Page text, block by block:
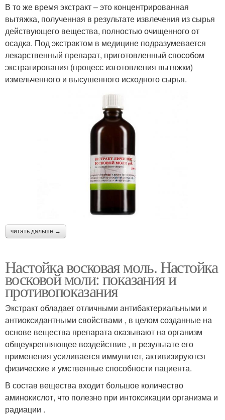
В то же время экстракт – это концентрированная
вытяжка, полученная в результате извлечения из сырья
действующего вещества, полностью очищенного от
осадка. Под экстрактом в медицине подразумевается
лекарственный препарат, приготовленный способом
экстрагирования (процесс изготовления вытяжки)
измельченного и высушенного исходного сырья.
читать дальше →
Настойка восковая моль. Настойка
восковой моли: показания и
противопоказания
Экстракт обладает отличными антибактериальными и
антиоксидантными свойствами , в целом созданные на
основе вещества препарата оказывают на организм
общеукрепляющее воздействие , в результате его
применения усиливается иммунитет, активизируются
физические и умственные способности пациента.
В состав вещества входит большое количество
аминокислот, что полезно при интоксикации организма и
радиации .